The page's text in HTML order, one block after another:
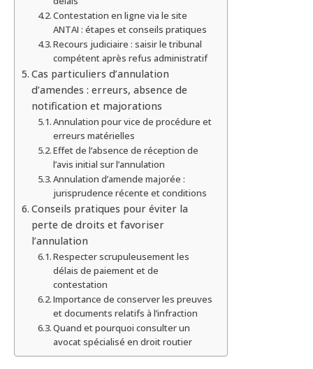
Contestation en ligne via le site
ANTAI : étapes et conseils pratiques
Recours judiciaire : saisir le tribunal
compétent après refus administratif
Cas particuliers d’annulation
d’amendes : erreurs, absence de
notification et majorations
Annulation pour vice de procédure et
erreurs matérielles
Effet de l’absence de réception de
l’avis initial sur l’annulation
Annulation d’amende majorée :
jurisprudence récente et conditions
Conseils pratiques pour éviter la
perte de droits et favoriser
l’annulation
Respecter scrupuleusement les
délais de paiement et de
contestation
Importance de conserver les preuves
et documents relatifs à l’infraction
Quand et pourquoi consulter un
avocat spécialisé en droit routier